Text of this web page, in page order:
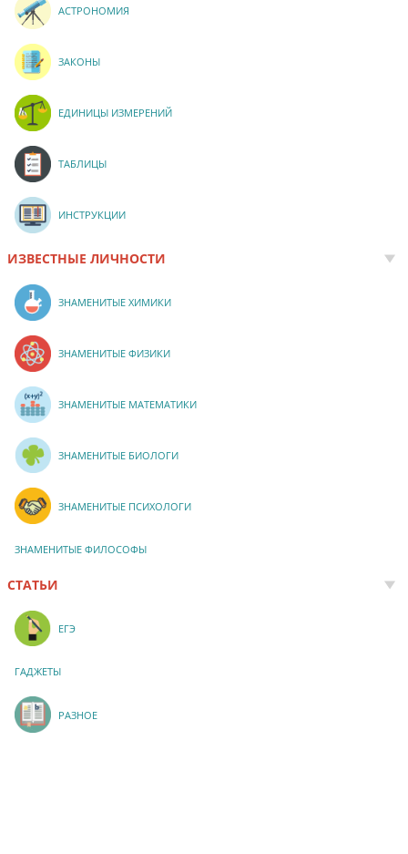
АСТРОНОМИЯ
ЗАКОНЫ
ЕДИНИЦЫ ИЗМЕРЕНИЙ
ТАБЛИЦЫ
ИНСТРУКЦИИ
ИЗВЕСТНЫЕ ЛИЧНОСТИ
ЗНАМЕНИТЫЕ ХИМИКИ
ЗНАМЕНИТЫЕ ФИЗИКИ
ЗНАМЕНИТЫЕ МАТЕМАТИКИ
ЗНАМЕНИТЫЕ БИОЛОГИ
ЗНАМЕНИТЫЕ ПСИХОЛОГИ
ЗНАМЕНИТЫЕ ФИЛОСОФЫ
СТАТЬИ
ЕГЭ
ГАДЖЕТЫ
РАЗНОЕ